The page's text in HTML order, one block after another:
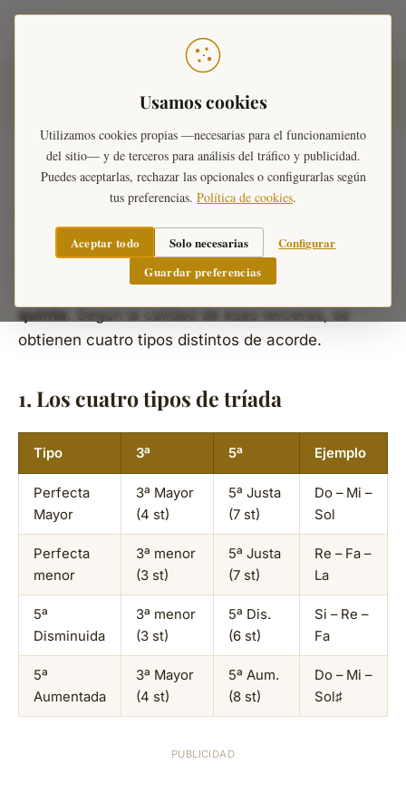
Usamos cookies
Utilizamos cookies propias —necesarias para el funcionamiento
del sitio— y de terceros para análisis del tráfico y publicidad.
Puedes aceptarlas, rechazar las opcionales o configurarlas según
tus preferencias. Política de cookies.
Aceptar todo Solo necesarias
Configurar
Guardar preferencias
Tríadas en fundamental
tríadaestá formada por tres notas apiladas
por terceras: lafundamental, latercera
quinta . Según la calidad de esas terceras, se
obtienen cuatro tipos distintos de acorde.
1. Los cuatro tipos de tríada
Tipo 3ª 5ª Ejemplo
Perfecta
Mayor
3ª Mayor
(4 st)
5ª Justa
(7 st)
Do – Mi –
Sol
Perfecta
menor
3ª menor
(3 st)
5ª Justa
(7 st)
Re – Fa –
La
5ª
Disminuida
3ª menor
(3 st)
5ª Dis.
(6 st)
Si – Re –
Fa
5ª
Aumentada
3ª Mayor
(4 st)
5ª Aum.
(8 st)
Do – Mi –
Sol♯